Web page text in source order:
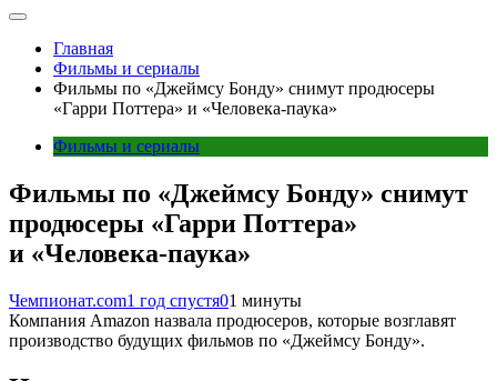
Главная
Фильмы и сериалы
Фильмы по «Джеймсу Бонду» снимут продюсеры
«Гарри Поттера» и «Человека-паука»
Фильмы и сериалы
Фильмы по «Джеймсу Бонду» снимут
продюсеры «Гарри Поттера»
и «Человека-паука»
Чемпионат.com1 год спустя01 минуты
Компания Amazon назвала продюсеров, которые возглавят
производство будущих фильмов по «Джеймсу Бонду».